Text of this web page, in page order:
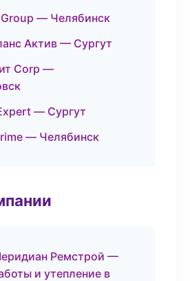
— Челябинск
Актив — Сургут
Corp —
— Сургут
— Челябинск
Ремстрой —
и утепление в